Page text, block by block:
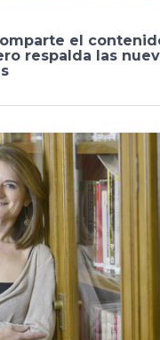
el
respalda las